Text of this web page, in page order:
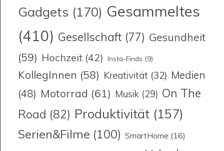
Gadgets (170) Gesammeltes
(410) Gesellschaft (77) Gesundheit
(59) Hochzeit (42) Insta-Finds (9)
KollegInnen (58) Kreativität (32) Medien
(48) Motorrad (61) Musik (29) On The
Road (82) Produktivität (157)
Serien&Filme (100) SmartHome (16)